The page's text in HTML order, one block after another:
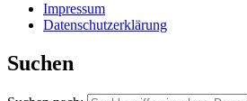
Impressum
Datenschutzerklärung
Suchen